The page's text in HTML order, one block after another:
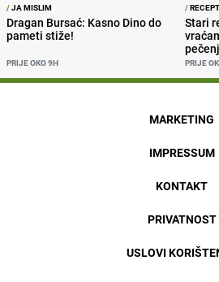
/JA MISLIM
Dragan Bursać: Kasno Dino do
pameti stiže!
PRIJE OKO 9H
/
Stari
PRIJE
MARKETING
IMPRESSUM
KONTAKT
PRIVATNOST
USLOVI